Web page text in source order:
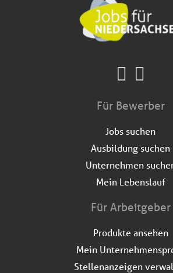
Für Bewerber
Jobs suchen
Ausbildung suchen
Unternehmen
Mein Lebenslauf
Für Arbeitgeber
Produkte ansehen
Mein
Stellenanzeigen